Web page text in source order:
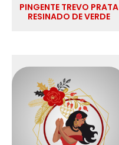
PINGENTE TREVO PRATA
RESINADO DE VERDE